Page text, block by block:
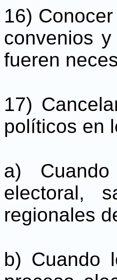
16)
convenios
fueren
17)
políticos en
a)
electoral,
regionales
b) Cuando